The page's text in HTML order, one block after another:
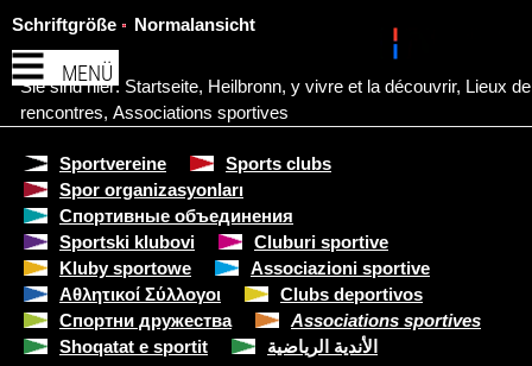
MENÜ
Schriftgröße Normalansicht
Sie sind hier: Startseite, Heilbronn, y vivre et la découvrir, Lieux de
rencontres, Associations sportives
Sportvereine
Sports clubs
Spor organizasyonları
Спортивные объединения
Sportski klubovi
Cluburi sportive
Kluby sportowe
Associazioni sportive
Αθλητικοί Σύλλογοι
Clubs deportivos
Спортни дружества
Associations sportives
Shoqatat e sportit
الأندية الرياضية